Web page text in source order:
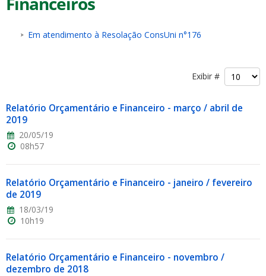
Em atendimento à Resolação ConsUni n°176
Exibir #
Relatório Orçamentário e Financeiro - março / abril de
2019
20/05/19
08h57
Relatório Orçamentário e Financeiro - janeiro / fevereiro
de 2019
18/03/19
10h19
Relatório Orçamentário e Financeiro - novembro /
dezembro de 2018